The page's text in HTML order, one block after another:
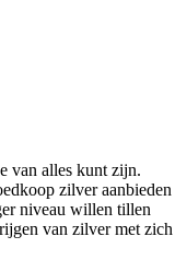
van alles kunt zijn.
zilver aanbieden
niveau willen tillen
van zilver met zich